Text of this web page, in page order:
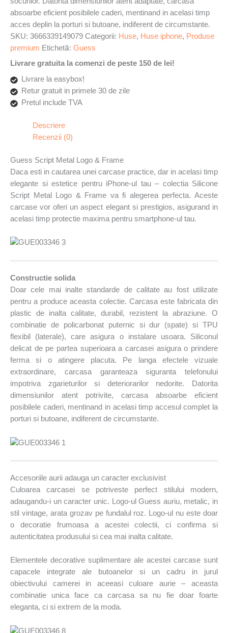
absoarbe eficient posibilele caderi, mentinand in acelasi timp
acces deplin la porturi si butoane, indiferent de circumstante.
SKU: 3666339149079 Categorii: Huse, Huse iphone, Produse
premium Etichetă: Guess
Livrare gratuita la comenzi de peste 150 de lei!
Livrare la easybox!
Retur gratuit in primele 30 de zile
Pretul include TVA
Descriere
Recenzii (0)
Guess Script Metal Logo & Frame
Daca esti in cautarea unei carcase practice, dar in acelasi timp
elegante si estetice pentru iPhone-ul tau – colectia Silicone
Script Metal Logo & Frame va fi alegerea perfecta. Aceste
carcase vor oferi un aspect elegant si prestigios, asigurand in
acelasi timp protectie maxima pentru smartphone-ul tau.
Constructie solida
Doar cele mai inalte standarde de calitate au fost utilizate
pentru a produce aceasta colectie. Carcasa este fabricata din
plastic de inalta calitate, durabil, rezistent la abraziune. O
combinatie de policarbonat puternic si dur (spate) si TPU
flexibil (laterale), care asigura o instalare usoara. Siliconul
delicat de pe partea superioara a carcasei asigura o prindere
ferma si o atingere placuta. Pe langa efectele vizuale
extraordinare, carcasa garanteaza siguranta telefonului
impotriva zgarieturilor si deteriorarilor nedorite. Datorita
dimensiunilor atent potrivite, carcasa absoarbe eficient
posibilele caderi, mentinand in acelasi timp accesul complet la
porturi si butoane, indiferent de circumstante.
Accesoriile aurii adauga un caracter exclusivist
Culoarea carcasei se potriveste perfect stilului modern,
adaugandu-i un caracter unic. Logo-ul Guess auriu, metalic, in
stil vintage, arata grozav pe fundalul roz. Logo-ul nu este doar
o decoratie frumoasa a acestei colectii, ci confirma si
autenticitatea produsului si cea mai inalta calitate.
Elementele decorative suplimentare ale acestei carcase sunt
capacele integrate ale butoanelor si un cadru in jurul
obiectivului camerei in aceeasi culoare aurie – aceasta
combinatie unica face ca carcasa sa nu fie doar foarte
eleganta, ci si extrem de la moda.